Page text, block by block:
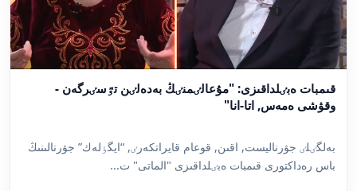
قىمبات ەبٸلداقىزى: "مۇعالٸمنٸڭ بەدەلٸن تٷسٸرگەن -
وقۋشى ەمەس, اتا-انا"
بەلگٸلٸ جۋرناليست, اقىن, قوعام قايراتكەرٸ, “ايگٶلەك” جۋرنالىنىڭ
باس رەداكتورى قىمبات ەبٸلداقىزى "الماتى" ت...